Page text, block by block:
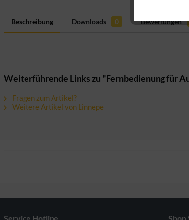
Beschreibung Downloads 0 Bewertungen
Weiterführende Links zu "Fernbedienung für
Fragen zum Artikel?
Weitere Artikel von Linnepe
Service Hotline Shop